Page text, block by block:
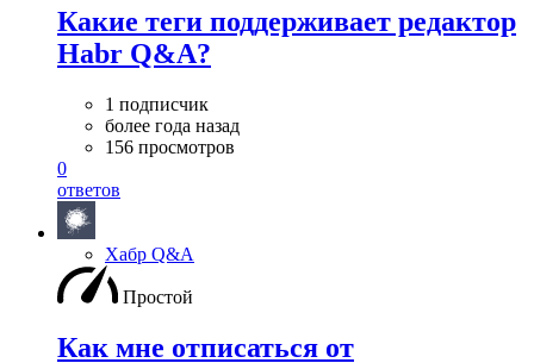
Какие теги поддерживает редактор
Habr Q&A?
1 подписчик
более года назад
156 просмотров
0
ответов
Хабр Q&A
Простой
Как мне отписаться от